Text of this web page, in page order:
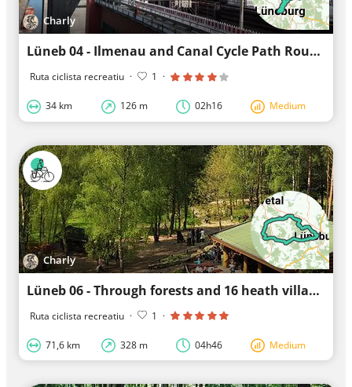
Charly
Lüneb 04 - Ilmenau and Canal Cycle Path Round
Ruta ciclista recreatiu · 1 ·
34 km 126 m 02h16 Medium
Charly
Lüneb 06 - Through forests and 16 heath villages
Ruta ciclista recreatiu · 1 ·
71,6 km 328 m 04h46 Medium